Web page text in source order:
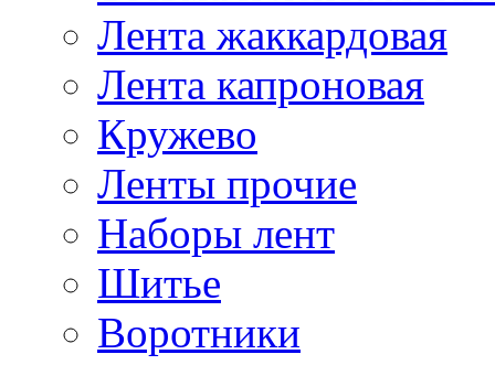
Лента жаккардовая
Лента капроновая
Кружево
Ленты прочие
Наборы лент
Шитье
Воротники